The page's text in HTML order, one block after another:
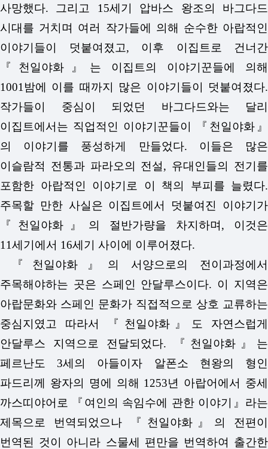
사망했다. 그리고 15세기 압바스 왕조의 바그다드
시대를 거치며 여러 작가들에 의해 순수한 아랍적인
이야기들이 덧붙여졌고, 이후 이집트로 건너간
『천일야화』는 이집트의 이야기꾼들에 의해
1001밤에 이를 때까지 많은 이야기들이 덧붙여졌다.
작가들이 중심이 되었던 바그다드와는 달리
이집트에서는 직업적인 이야기꾼들이 『천일야화』
의 이야기를 풍성하게 만들었다. 이들은 많은
이슬람적 전통과 파라오의 전설, 유대인들의 전기를
포함한 아랍적인 이야기로 이 책의 부피를 늘렸다.
주목할 만한 사실은 이집트에서 덧붙여진 이야기가
『천일야화』의 절반가량을 차지하며, 이것은
11세기에서 16세기 사이에 이루어졌다.
『천일야화』의 서양으로의 전이과정에서
주목해야하는 곳은 스페인 안달루스이다. 이 지역은
아랍문화와 스페인 문화가 직접적으로 상호 교류하는
중심지였고 따라서 『천일야화』도 자연스럽게
안달루스 지역으로 전달되었다. 『천일야화』는
페르난도 3세의 아들이자 알폰소 현왕의 형인
파드리께 왕자의 명에 의해 1253년 아랍어에서 중세
까스띠야어로 『여인의 속임수에 관한 이야기』라는
제목으로 번역되었으나 『천일야화』의 전편이
번역된 것이 아니라 스물세 편만을 번역하여 출간한